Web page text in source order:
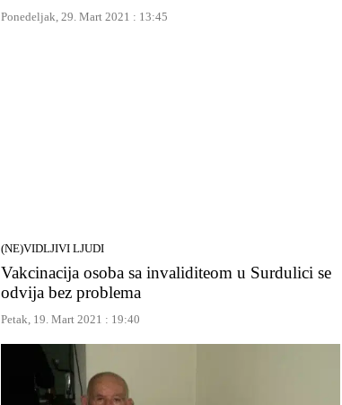
Ponedeljak, 29. Mart 2021 : 13:45
(NE)VIDLJIVI LJUDI
Vakcinacija osoba sa invaliditeom u Surdulici se
odvija bez problema
Petak, 19. Mart 2021 : 19:40